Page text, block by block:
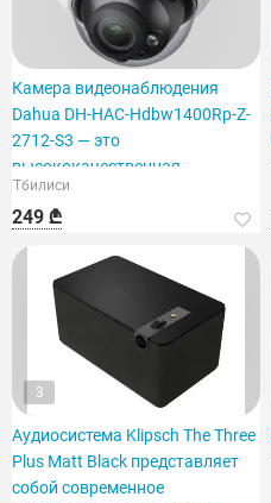
Камера видеонаблюдения
Dahua DH-HAC-Hdbw1400Rp-Z-
2712-S3 — это
высококачественная
купольная модель.
Тбилиси
249 ₾
3
Аудиосистема Klipsch The Three
Plus Matt Black представляет
собой современное